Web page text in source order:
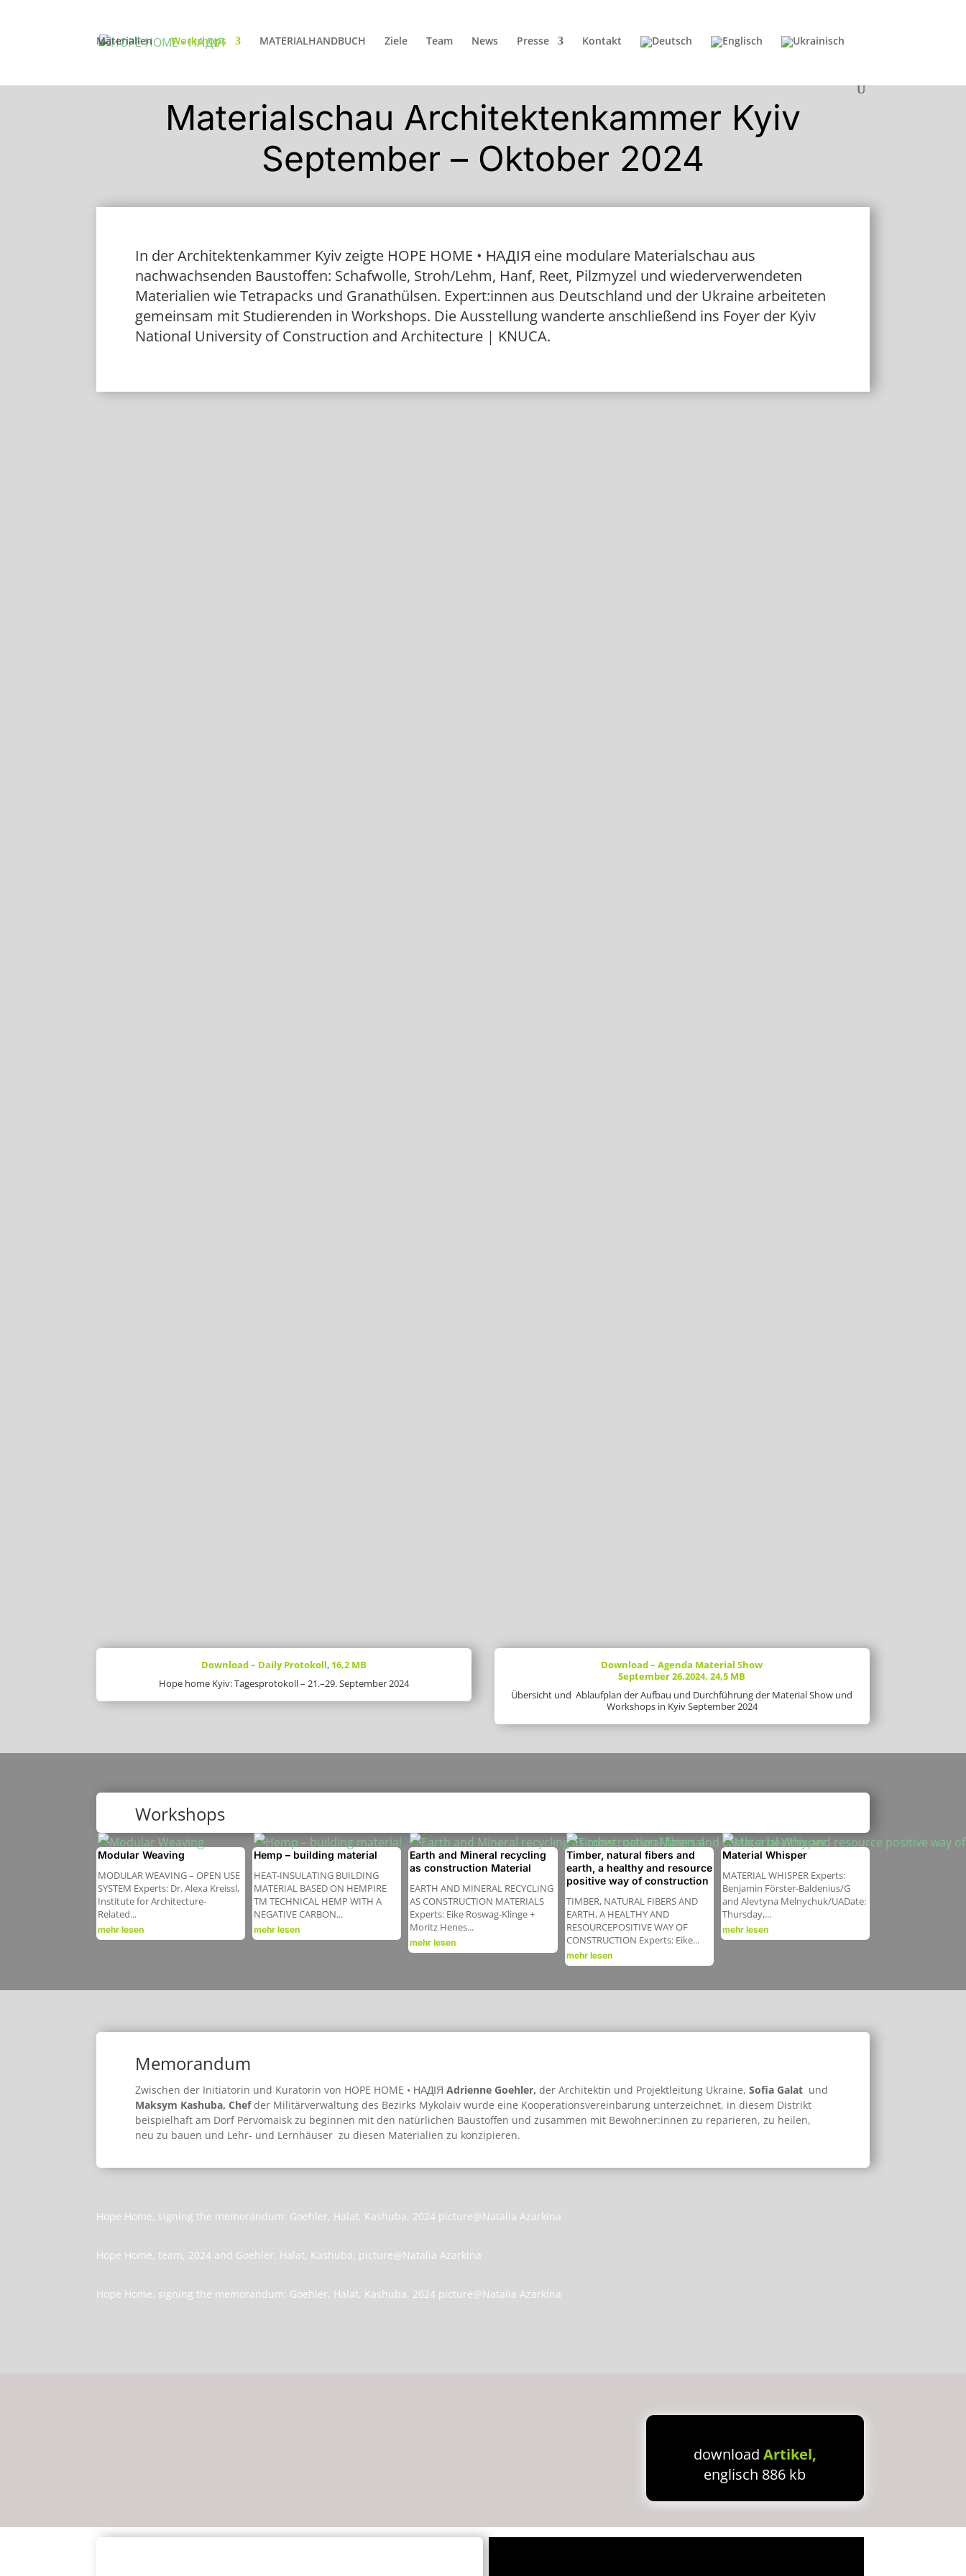
Materialien Workshops MATERIALHANDBUCH Ziele Team News Presse Kontakt
Materialschau Architektenkammer Kyiv
September – Oktober 2024
In der Architektenkammer Kyiv zeigte HOPE HOME • НАДІЯ eine modulare Materialschau aus
nachwachsenden Baustoffen: Schafwolle, Stroh/Lehm, Hanf, Reet, Pilzmyzel und wiederverwendeten
Materialien wie Tetrapacks und Granathülsen. Expert:innen aus Deutschland und der Ukraine arbeiteten
gemeinsam mit Studierenden in Workshops. Die Ausstellung wanderte anschließend ins Foyer der Kyiv
National University of Construction and Architecture | KNUCA.
Download – Daily Protokoll, 16,2 MB
Hope home Kyiv: Tagesprotokoll – 21.–29. September 2024
Download – Agenda Material Show
September 26.2024, 24,5 MB
Übersicht und Ablaufplan der Aufbau und Durchführung der Material Show und
Workshops in Kyiv September 2024
Workshops
Modular Weaving
MODULAR WEAVING – OPEN USE
SYSTEM Experts: Dr. Alexa Kreissl,
Institute for Architecture-
Related...
mehr lesen
Hemp – building material
HEAT-INSULATING BUILDING
MATERIAL BASED ON HEMPIRE
TM TECHNICAL HEMP WITH A
NEGATIVE CARBON...
mehr lesen
Earth and Mineral recycling
as construction Material
EARTH AND MINERAL RECYCLING
AS CONSTRUCTION MATERIALS
Experts: Eike Roswag-Klinge +
Moritz Henes...
mehr lesen
Timber, natural fibers and
earth, a healthy and resource
positive way of construction
TIMBER, NATURAL FIBERS AND
EARTH, A HEALTHY AND
RESOURCEPOSITIVE WAY OF
CONSTRUCTION Experts: Eike...
mehr lesen
Material Whisper
MATERIAL WHISPER Experts:
Benjamin Förster-Baldenius/G
and Alevtyna Melnychuk/UADate:
Thursday,...
mehr lesen
Memorandum
Zwischen der Initiatorin und Kuratorin von HOPE HOME • НАДІЯAdrienne Goehler,der Architektin und Projektleitung Ukraine, Sofia Galat und
Maksym Kashuba, Chefder Militärverwaltung des Bezirks Mykolaiv wurde eine Kooperationsvereinbarung unterzeichnet, in diesem Distrikt
beispielhaft am Dorf Pervomaisk zu beginnen mit den natürlichen Baustoffen und zusammen mit Bewohner:innen zu reparieren, zu heilen,
neu zu bauen und Lehr- und Lernhäuser zu diesen Materialien zu konzipieren.
Hope Home, signing the memorandum: Goehler, Halat, Kashuba, 2024 picture@Natalia Azarkina
Hope Home, team, 2024 and Goehler, Halat, Kashuba, picture@Natalia Azarkina
Hope Home, signing the memorandum: Goehler, Halat, Kashuba, 2024 picture@Natalia Azarkina
download Artikel,
englisch 886 kb